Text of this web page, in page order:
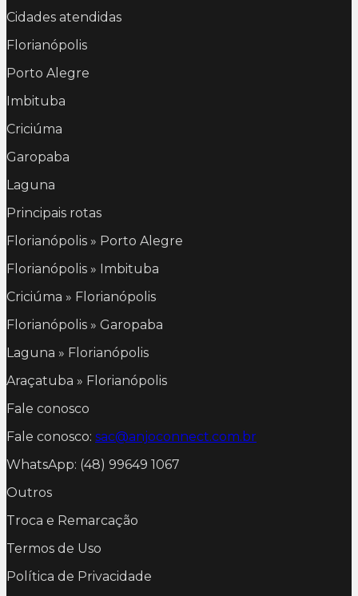
Cidades atendidas
Florianópolis
Porto Alegre
Imbituba
Criciúma
Garopaba
Laguna
Principais rotas
Florianópolis » Porto Alegre
Florianópolis » Imbituba
Criciúma » Florianópolis
Florianópolis » Garopaba
Laguna » Florianópolis
Araçatuba » Florianópolis
Fale conosco
Fale conosco: sac@anjoconnect.com.br
WhatsApp: (48) 99649 1067
Outros
Troca e Remarcação
Termos de Uso
Política de Privacidade